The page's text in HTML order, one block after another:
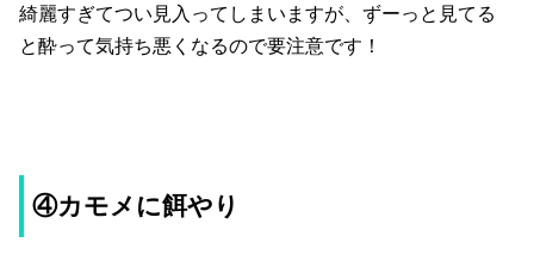
綺麗すぎてつい見入ってしまいますが、ずーっと見てる
と酔って気持ち悪くなるので要注意です！
④カモメに餌やり